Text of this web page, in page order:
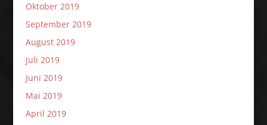
Oktober 2019
September 2019
August 2019
Juli 2019
Juni 2019
Mai 2019
April 2019